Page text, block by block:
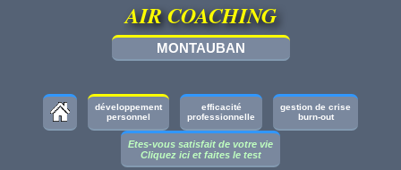
AIR COACHING
MONTAUBAN
développement
personnel
efficacité
professionnelle
gestion de crise
burn-out
Etes-vous satisfait de votre vie
Cliquez ici et faites le test